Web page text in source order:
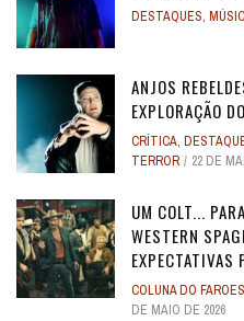
DESTAQUES,
ANJOS
EXPLORAÇÃO
CRÍTICA,
TERROR
22 DE
UM COLT...
WESTERN
EXPECTATIVAS
COLUNA DO
DE MAIO DE 2026